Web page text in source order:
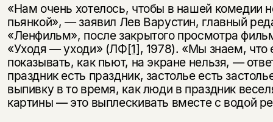
«Нам очень хотелось, чтобы в нашей комедии
пьянкой», — заявил Лев Варустин, главный
«Ленфильм», после закрытого просмотра
«Уходя — уходи» (ЛФ[1], 1978). «Мы знаем, что
показывать, как пьют, на экране нельзя, —
праздник есть праздник, застолье есть
выпивку в то время, как люди в праздник
картины — это выплескивать вместе с водой